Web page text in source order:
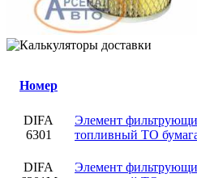
Номер
DIFA
6301
Элемент
топливный ТО
DIFA
Элемент